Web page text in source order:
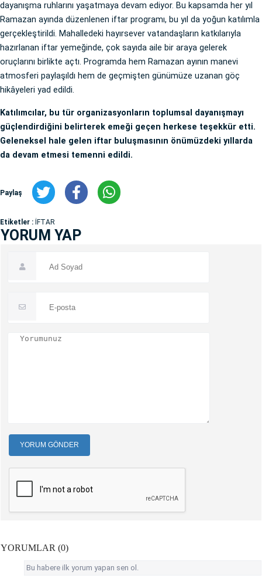
dayanışma ruhlarını yaşatmaya devam ediyor. Bu kapsamda her yıl
Ramazan ayında düzenlenen iftar programı, bu yıl da yoğun katılımla
gerçekleştirildi. Mahalledeki hayırsever vatandaşların katkılarıyla
hazırlanan iftar yemeğinde, çok sayıda aile bir araya gelerek
oruçlarını birlikte açtı. Programda hem Ramazan ayının manevi
atmosferi paylaşıldı hem de geçmişten günümüze uzanan göç
hikâyeleri yad edildi.
Katılımcılar, bu tür organizasyonların toplumsal dayanışmayı
güçlendirdiğini belirterek emeği geçen herkese teşekkür etti.
Geleneksel hale gelen iftar buluşmasının önümüzdeki yıllarda
da devam etmesi temenni edildi.
Paylaş
Etiketler : İFTAR
YORUM YAP
YORUM GÖNDER
YORUMLAR (0)
Bu habere ilk yorum yapan sen ol.